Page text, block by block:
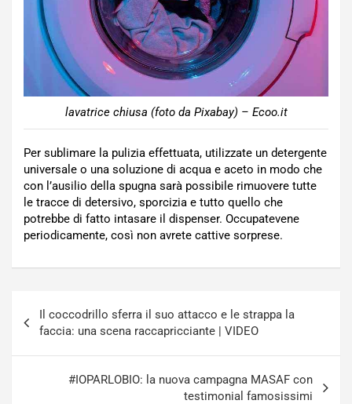
lavatrice chiusa (foto da Pixabay) – Ecoo.it
Per sublimare la pulizia effettuata, utilizzate un detergente
universale o una soluzione di acqua e aceto in modo che
con l’ausilio della spugna sarà possibile rimuovere tutte
le tracce di detersivo, sporcizia e tutto quello che
potrebbe di fatto intasare il dispenser. Occupatevene
periodicamente, così non avrete cattive sorprese.
articoli
Il coccodrillo sferra il suo attacco e le strappa la
faccia: una scena raccapricciante | VIDEO
#IOPARLOBIO: la nuova campagna MASAF con
testimonial famosissimi